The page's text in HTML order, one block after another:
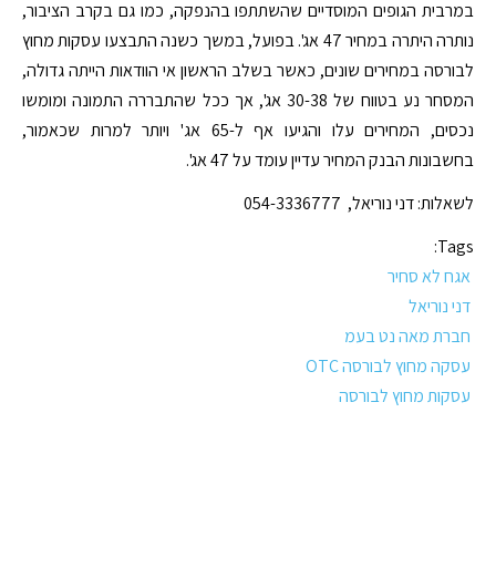
במרבית הגופים המוסדיים שהשתתפו בהנפקה, כמו גם בקרב הציבור,
נותרה היתרה במחיר 47 אג'. בפועל, במשך כשנה התבצעו עסקות מחוץ
לבורסה במחירים שונים, כאשר בשלב הראשון אי הוודאות הייתה גדולה,
המסחר נע בטווח של 30-38 אג', אך ככל שהתבררה התמונה ומומשו
נכסים, המחירים עלו והגיעו אף ל-65 אג' ויותר למרות שכאמור,
בחשבונות הבנק המחיר עדיין עומד על 47 אג'.
לשאלות: דני נוריאל, 054-3336777
Tags:
אגח לא סחיר
דני נוריאל
חברת מאה נט בעמ
עסקה מחוץ לבורסה OTC
עסקות מחוץ לבורסה